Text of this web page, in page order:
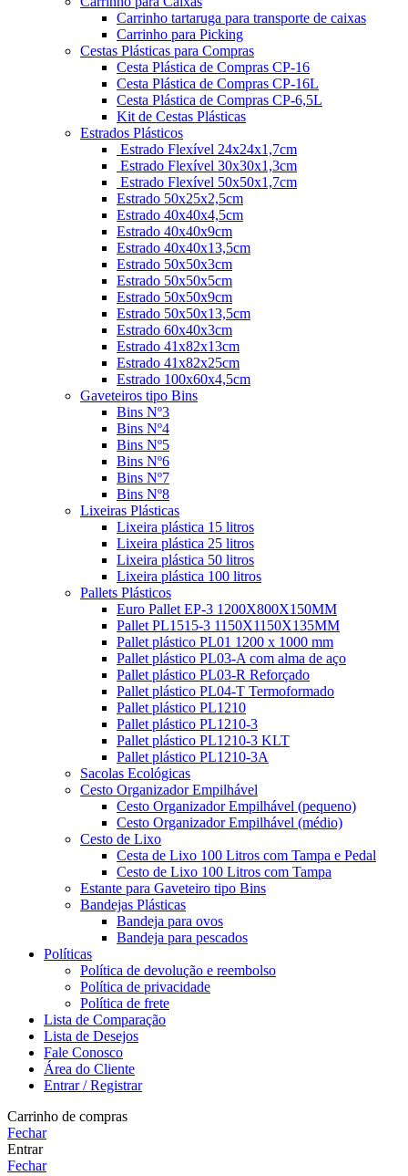
Carrinho tartaruga para transporte de caixas
Carrinho para Picking
Cestas Plásticas para Compras
Cesta Plástica de Compras CP-16
Cesta Plástica de Compras CP-16L
Cesta Plástica de Compras CP-6,5L
Kit de Cestas Plásticas
Estrados Plásticos
Estrado Flexível 24x24x1,7cm
Estrado Flexível 30x30x1,3cm
Estrado Flexível 50x50x1,7cm
Estrado 50x25x2,5cm
Estrado 40x40x4,5cm
Estrado 40x40x9cm
Estrado 40x40x13,5cm
Estrado 50x50x3cm
Estrado 50x50x5cm
Estrado 50x50x9cm
Estrado 50x50x13,5cm
Estrado 60x40x3cm
Estrado 41x82x13cm
Estrado 41x82x25cm
Estrado 100x60x4,5cm
Gaveteiros tipo Bins
Bins Nº3
Bins Nº4
Bins Nº5
Bins Nº6
Bins Nº7
Bins Nº8
Lixeiras Plásticas
Lixeira plástica 15 litros
Lixeira plástica 25 litros
Lixeira plástica 50 litros
Lixeira plástica 100 litros
Pallets Plásticos
Euro Pallet EP-3 1200X800X150MM
Pallet PL1515-3 1150X1150X135MM
Pallet plástico PL01 1200 x 1000 mm
Pallet plástico PL03-A com alma de aço
Pallet plástico PL03-R Reforçado
Pallet plástico PL04-T Termoformado
Pallet plástico PL1210
Pallet plástico PL1210-3
Pallet plástico PL1210-3 KLT
Pallet plástico PL1210-3A
Sacolas Ecológicas
Cesto Organizador Empilhável
Cesto Organizador Empilhável (pequeno)
Cesto Organizador Empilhável (médio)
Cesto de Lixo
Cesta de Lixo 100 Litros com Tampa e Pedal
Cesto de Lixo 100 Litros com Tampa
Estante para Gaveteiro tipo Bins
Bandejas Plásticas
Bandeja para ovos
Bandeja para pescados
Políticas
Política de devolução e reembolso
Política de privacidade
Política de frete
Lista de Comparação
Lista de Desejos
Fale Conosco
Área do Cliente
Entrar / Registrar
Carrinho de compras
Fechar
Entrar
Fechar